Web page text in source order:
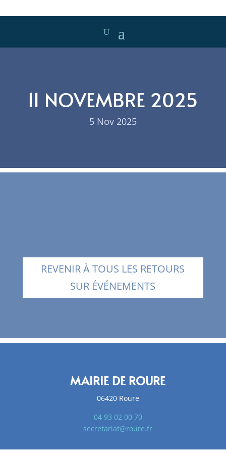
11 NOVEMBRE 2025
5 Nov 2025
REVENIR À TOUS LES RETOURS
SUR ÉVÉNEMENTS
MAIRIE DE ROURE
06420 Roure
04 93 02 00 70
secretariat@roure.fr